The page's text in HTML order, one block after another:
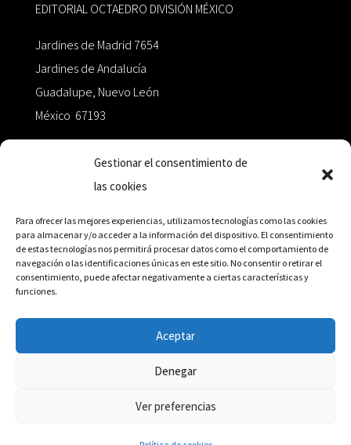
Gestionar el consentimiento de
las cookies
Para ofrecer las mejores experiencias, utilizamos tecnologías como las cookies
para almacenar y/o acceder a la información del dispositivo. El consentimiento
de estas tecnologías nos permitirá procesar datos como el comportamiento de
navegación o las identificaciones únicas en este sitio. No consentir o retirar el
consentimiento, puede afectar negativamente a ciertas características y
funciones.
Aceptar
Denegar
Ver preferencias
EDITORIAL OCTAEDRO DIVISIÓN MÉXICO
Jardines de Madrid 7654
Jardines de Andalucía
Guadalupe, Nuevo León
México 67193
+52 811.499.5638
RED DE DISTRIBUCIÓN